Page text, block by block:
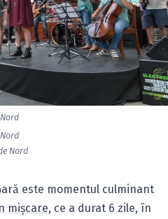
Nord
este momentul culminant
mişcare, ce a durat 6 zile, în